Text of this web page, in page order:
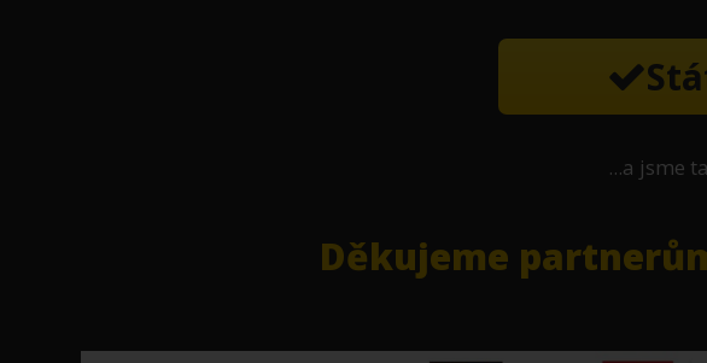
...a jsme
Děkujeme